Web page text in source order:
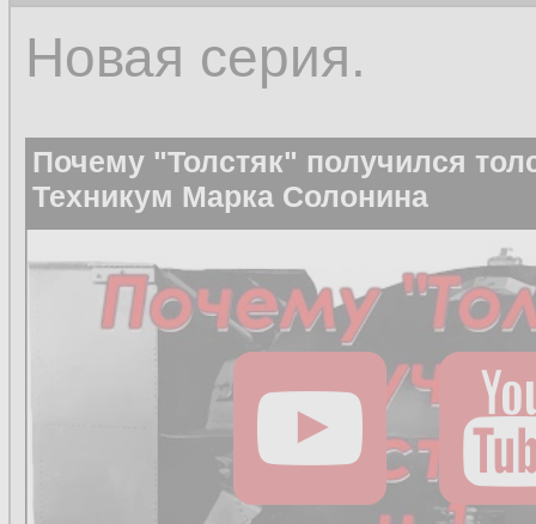
Новая серия.
Почему "Толстяк" получился
Техникум Марка Солонина